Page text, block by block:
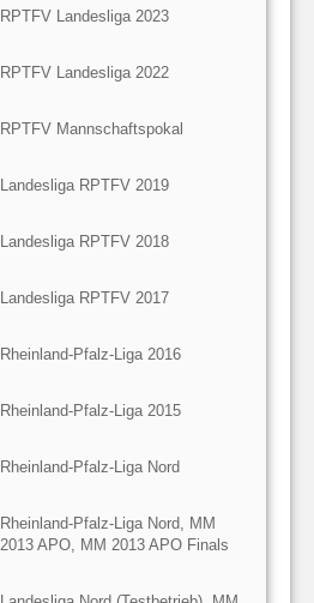
RPTFV Landesliga 2023
RPTFV Landesliga 2022
RPTFV Mannschaftspokal
Landesliga RPTFV 2019
Landesliga RPTFV 2018
Landesliga RPTFV 2017
Rheinland-Pfalz-Liga 2016
Rheinland-Pfalz-Liga 2015
Rheinland-Pfalz-Liga Nord
Rheinland-Pfalz-Liga Nord, MM
2013 APO, MM 2013 APO Finals